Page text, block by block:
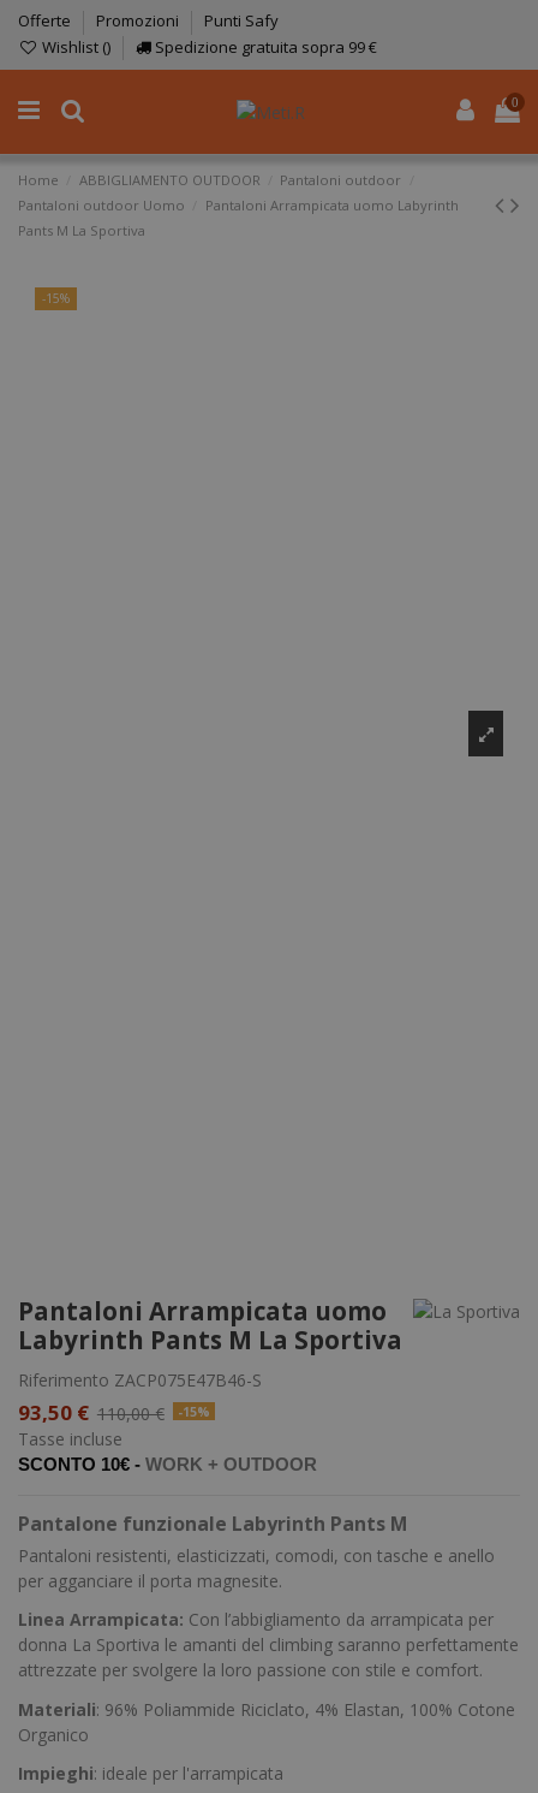
Offerte Promozioni
Punti Safy
Wishlist () Spedizione gratuita sopra 99 €
0
Home ABBIGLIAMENTO OUTDOOR
Pantaloni outdoor
Pantaloni outdoor Uomo
Pantaloni Arrampicata uomo Labyrinth
Pants M La Sportiva
-15%
Pantaloni Arrampicata uomo
Labyrinth Pants M La Sportiva
Riferimento ZACP075E47B46-S
93,50 € 110,00 € -15%
Tasse incluse
SCONTO 10€ - WORK + OUTDOOR
Pantalone funzionale Labyrinth Pants M
Pantaloni resistenti, elasticizzati, comodi, con tasche e anello
per agganciare il porta magnesite.
Linea Arrampicata: Con l’abbigliamento da arrampicata per
donna La Sportiva le amanti del climbing saranno perfettamente
attrezzate per svolgere la loro passione con stile e comfort.
Materiali: 96% Poliammide Riciclato, 4% Elastan, 100% Cotone
Organico
Impieghi: ideale per l'arrampicata